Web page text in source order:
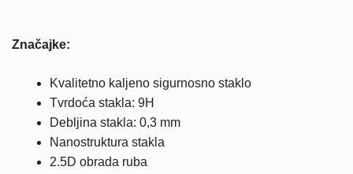
količina
Značajke:
Kvalitetno kaljeno sigurnosno staklo
Tvrdoća stakla: 9H
Debljina stakla: 0,3 mm
Nanostruktura stakla
2.5D obrada ruba